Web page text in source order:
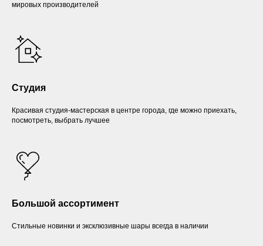
мировых производителей
Студия
Красивая студия-мастерская в центре города, где можно приехать,
посмотреть, выбрать лучшее
Большой ассортимент
Стильные новинки и эксклюзивные шары всегда в наличии